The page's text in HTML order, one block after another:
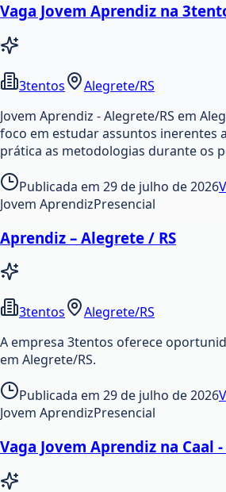
Vaga Jovem Aprendiz na
3tentos
Alegrete/RS
Jovem Aprendiz - Alegrete/RS em
foco em estudar assuntos inerentes
prática as metodologias durante os
Publicada em 29 de julho de 2026
Jovem AprendizPresencial
Aprendiz – Alegrete / RS
3tentos
Alegrete/RS
A empresa 3tentos oferece
em Alegrete/RS.
Publicada em 29 de julho de 2026
Jovem AprendizPresencial
Vaga Jovem Aprendiz na Caal